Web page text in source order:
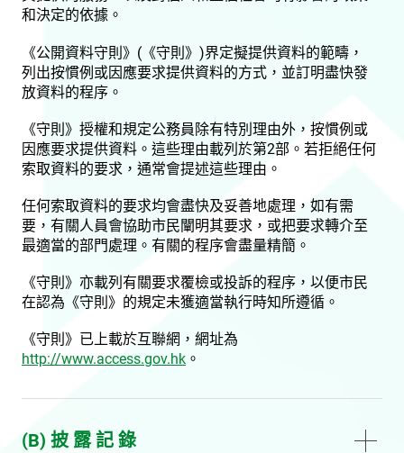
和決定的依據。
《公開資料守則》(《守則》)界定擬提供資料的範疇，
列出按慣例或因應要求提供資料的方式，並訂明盡快發
放資料的程序。
《守則》授權和規定公務員除有特別理由外，按慣例或
因應要求提供資料。這些理由載列於第2部。若拒絕任何
索取資料的要求，通常會提述這些理由。
任何索取資料的要求均會盡快及妥善地處理，如有需
要，有關人員會協助市民闡明其要求，或把要求轉介至
最適當的部門處理。有關的程序會盡量精簡。
《守則》亦載列有關要求覆檢或投訴的程序，以便市民
在認為《守則》的規定未獲適當執行時知所遵循。
《守則》已上載於互聯網，網址為
http://www.access.gov.hk 。
(B) 披 露 記 錄